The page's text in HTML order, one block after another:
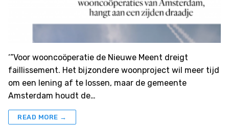
‘”Voor wooncoöperatie de Nieuwe Meent dreigt
faillissement. Het bijzondere woonproject wil meer tijd
om een lening af te lossen, maar de gemeente
Amsterdam houdt de…
READ MORE →